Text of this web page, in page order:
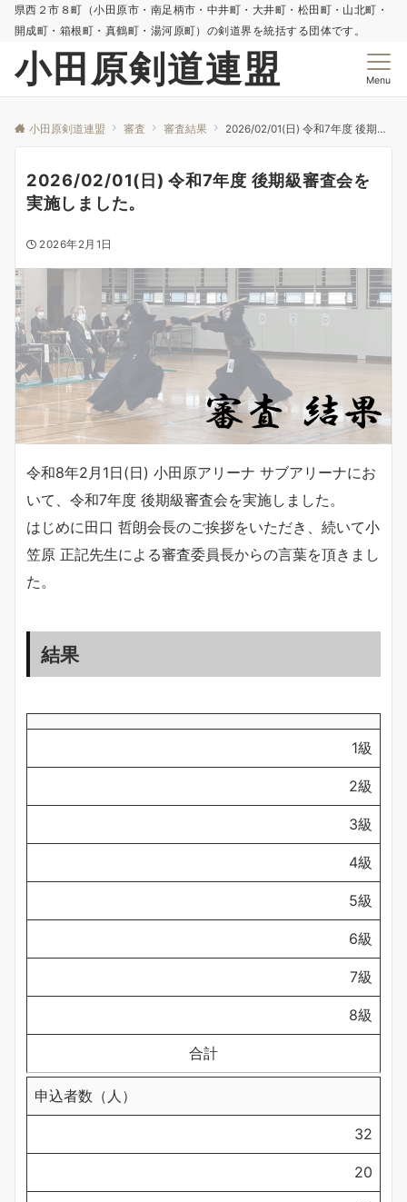
県西２市８町（小田原市・南足柄市・中井町・大井町・松田町・山北町・
開成町・箱根町・真鶴町・湯河原町）の剣道界を統括する団体です。
小田原剣道連盟 Menu
小田原剣道連盟 審査 審査結果 2026/02/01(日) 令和7年度 後期級審査会を実施しました。
2026/02/01(日) 令和7年度 後期級審査会を
実施しました。
2026年2月1日
令和8年2月1日(日) 小田原アリーナ サブアリーナにお
いて、令和7年度 後期級審査会を実施しました。
はじめに田口 哲朗会長のご挨拶をいただき、続いて小
笠原 正記先生による審査委員長からの言葉を頂きまし
た。
結果
1級
2級
3級
4級
5級
6級
7級
8級
合計
申込者数（人）
32
20